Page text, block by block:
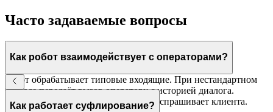
Часто задаваемые вопросы
Как робот взаимодействует с операторами?
Робот обрабатывает типовые входящие. При нестандартном
запросе передаёт вызов оператору с историей диалога.
Оператор сразу знает суть — не переспрашивает клиента.
Как работает суфлирование?